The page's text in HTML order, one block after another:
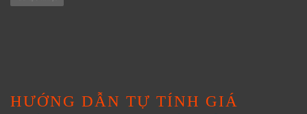
HƯỚNG DẪN TỰ TÍNH GIÁ